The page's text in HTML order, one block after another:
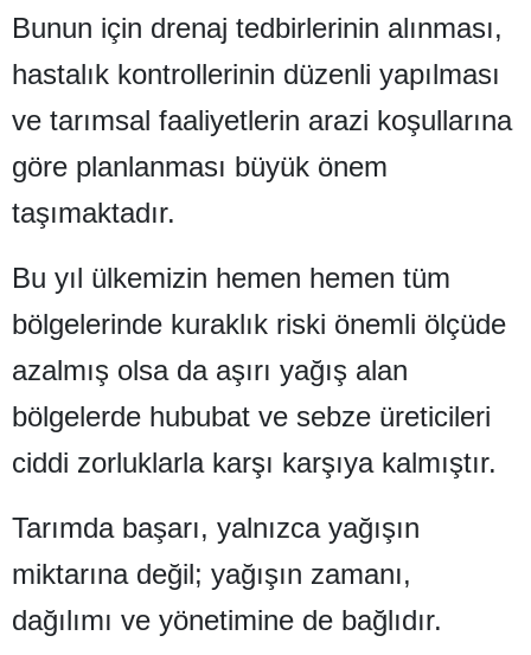
Tunceli
Şanlıurfa
Uşak
Van
Zonguldak
Aksaray
Bayburt
Karaman
Kırıkkale
Batman
Şırnak
Bartın
Bunun için drenaj tedbirlerinin alınması,
hastalık kontrollerinin düzenli yapılması
ve tarımsal faaliyetlerin arazi koşullarına
göre planlanması büyük önem
taşımaktadır.
Bu yıl ülkemizin hemen hemen tüm
bölgelerinde kuraklık riski önemli ölçüde
azalmış olsa da aşırı yağış alan
bölgelerde hububat ve sebze üreticileri
ciddi zorluklarla karşı karşıya kalmıştır.
Tarımda başarı, yalnızca yağışın
miktarına değil; yağışın zamanı,
dağılımı ve yönetimine de bağlıdır.